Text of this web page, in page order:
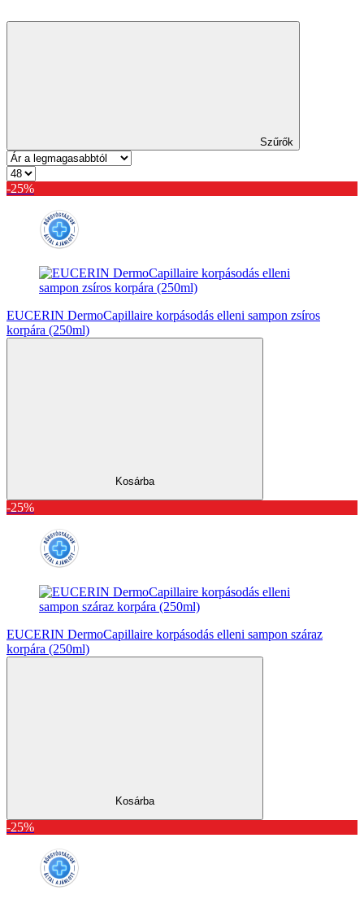
Szűrők
-25%
EUCERIN DermoCapillaire korpásodás elleni sampon zsíros
korpára (250ml)
Kosárba
-25%
EUCERIN DermoCapillaire korpásodás elleni sampon száraz
korpára (250ml)
Kosárba
-25%